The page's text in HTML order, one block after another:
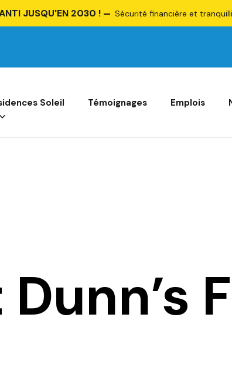
JUSQU'EN 2030 ! Sécurité financière et
Soleil Témoignages Emplois